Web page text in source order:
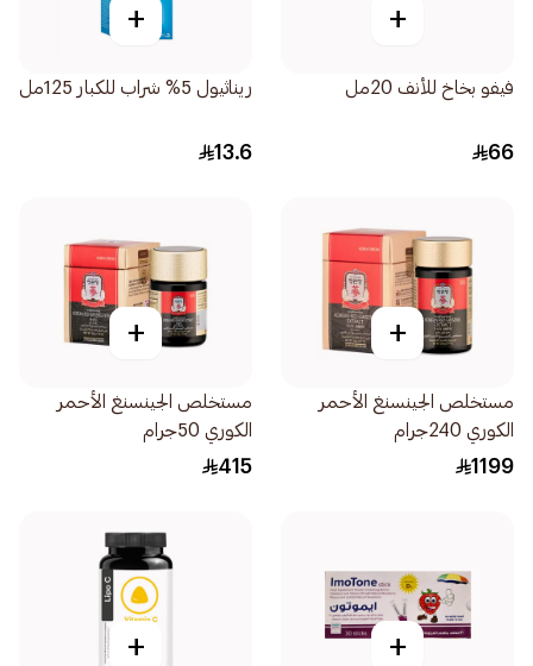
+
فيفو بخاخ للأنف 20مل
66
+
ريناثيول 5% شراب للكبار 125مل
13.6
+
مستخلص الجينسنغ الأحمر
الكوري 240جرام
1199
+
مستخلص الجينسنغ الأحمر
الكوري 50جرام
415
+
+